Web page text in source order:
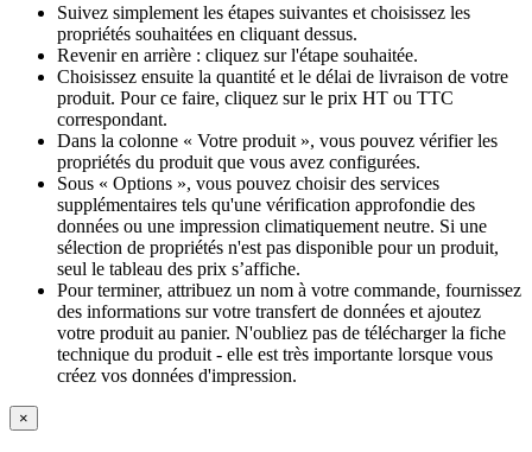
Suivez simplement les étapes suivantes et choisissez les
propriétés souhaitées en cliquant dessus.
Revenir en arrière : cliquez sur l'étape souhaitée.
Choisissez ensuite la quantité et le délai de livraison de votre
produit. Pour ce faire, cliquez sur le prix HT ou TTC
correspondant.
Dans la colonne « Votre produit », vous pouvez vérifier les
propriétés du produit que vous avez configurées.
Sous « Options », vous pouvez choisir des services
supplémentaires tels qu'une vérification approfondie des
données ou une impression climatiquement neutre. Si une
sélection de propriétés n'est pas disponible pour un produit,
seul le tableau des prix s’affiche.
Pour terminer, attribuez un nom à votre commande, fournissez
des informations sur votre transfert de données et ajoutez
votre produit au panier. N'oubliez pas de télécharger la fiche
technique du produit - elle est très importante lorsque vous
créez vos données d'impression.
×